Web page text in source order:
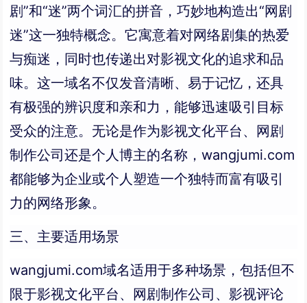
剧”和“迷”两个词汇的拼音，巧妙地构造出“网剧
迷”这一独特概念。它寓意着对网络剧集的热爱
与痴迷，同时也传递出对影视文化的追求和品
味。这一域名不仅发音清晰、易于记忆，还具
有极强的辨识度和亲和力，能够迅速吸引目标
受众的注意。无论是作为影视文化平台、网剧
制作公司还是个人博主的名称，wangjumi.com
都能够为企业或个人塑造一个独特而富有吸引
力的网络形象。
三、主要适用场景
wangjumi.com域名适用于多种场景，包括但不
限于影视文化平台、网剧制作公司、影视评论